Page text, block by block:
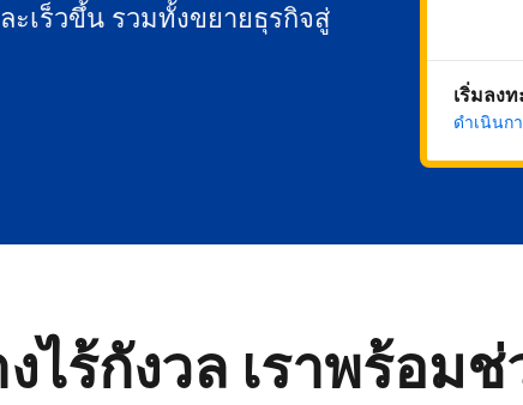
ะเร็วขึ้น รวมทั้งขยายธุรกิจสู่
เริ่มลง
ดำเนินก
ไร้กังวล เราพร้อม